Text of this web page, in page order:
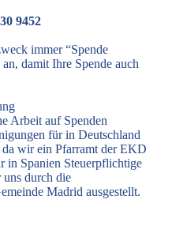
9452
immer “Spende
damit Ihre Spende auch
Arbeit auf Spenden
für in Deutschland
wir ein Pfarramt der EKD
in Spanien Steuerpflichtige
uns durch die
Madrid ausgestellt.